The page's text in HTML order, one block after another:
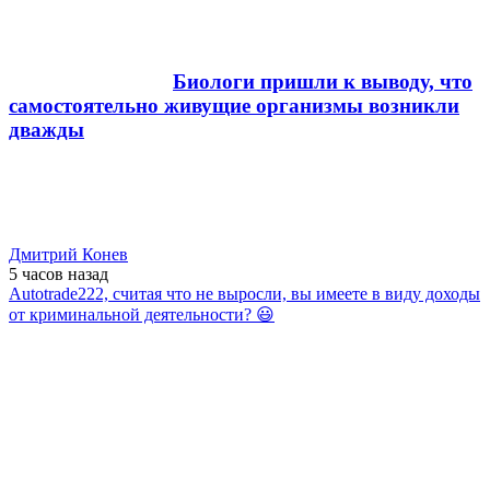
Биологи пришли к выводу, что
самостоятельно живущие организмы возникли
дважды
Дмитрий Конев
5 часов назад
Autotrade222, считая что не выросли, вы имеете в виду доходы
от криминальной деятельности? 😃